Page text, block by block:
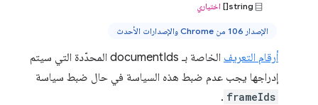
string[] اختياري
الإصدار 106 من Chrome والإصدارات الأحدث
أرقام التعريف
الخاصة بـ documentIds المحدّدة التي سيتم
إدراجها يجب عدم ضبط هذه السياسة في حال ضبط سياسة
frameIds
.